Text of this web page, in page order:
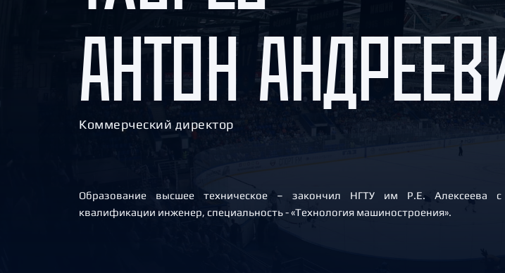
Локомотив
Северсталь
Шанхайские Драконы Сибирь
АНТОН
Коммерческий директор
Образование высшее техническое – закончил НГТУ им Р.Е. Алексеева с
квалификации инженер, специальность - «Технология машиностроения».